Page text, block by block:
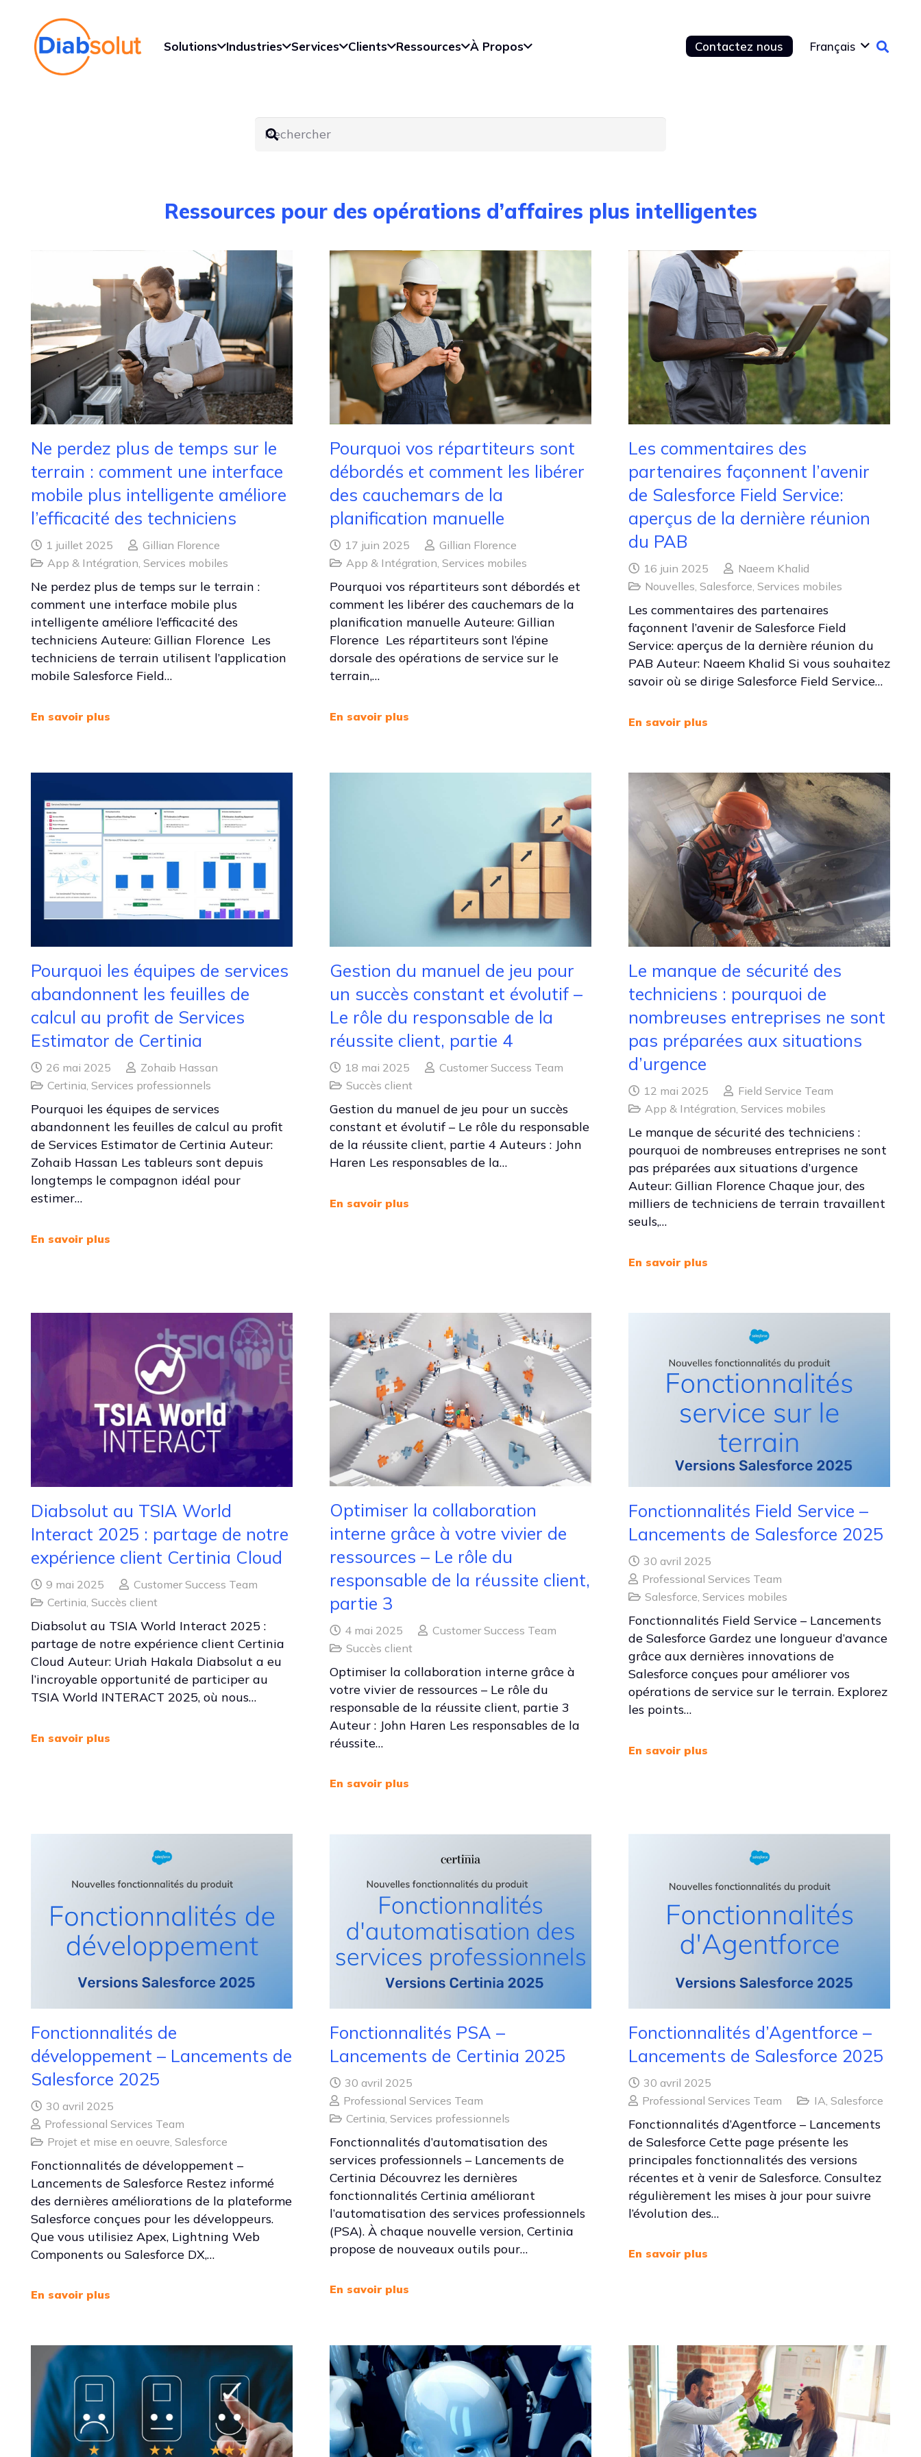
Solutions Industries Services Clients Ressources À Propos Contactez nous Français
Ressources pour des opérations d’affaires plus intelligentes
Ne perdez plus de temps sur le
terrain : comment une interface
mobile plus intelligente améliore
l’efficacité des techniciens
1 juillet 2025
Gillian Florence
App & Intégration,Services mobiles
Ne perdez plus de temps sur le terrain :
comment une interface mobile plus
intelligente améliore l’efficacité des
techniciens Auteure: Gillian Florence Les
techniciens de terrain utilisent l’application
mobile Salesforce Field…
En savoir plus
Pourquoi vos répartiteurs sont
débordés et comment les libérer
des cauchemars de la
planification manuelle
17 juin 2025
Gillian Florence
App & Intégration,Services mobiles
Pourquoi vos répartiteurs sont débordés et
comment les libérer des cauchemars de la
planification manuelle Auteure: Gillian
Florence Les répartiteurs sont l’épine
dorsale des opérations de service sur le
terrain,…
En savoir plus
Les commentaires des
partenaires façonnent l’avenir
de Salesforce Field Service:
aperçus de la dernière réunion
du PAB
16 juin 2025
Naeem Khalid
Nouvelles,Salesforce,Services mobiles
Les commentaires des partenaires
façonnent l’avenir de Salesforce Field
Service: aperçus de la dernière réunion du
PAB Auteur: Naeem Khalid Si vous souhaitez
savoir où se dirige Salesforce Field Service…
En savoir plus
Pourquoi les équipes de services
abandonnent les feuilles de
calcul au profit de Services
Estimator de Certinia
26 mai 2025
Zohaib Hassan
Certinia,Services professionnels
Pourquoi les équipes de services
abandonnent les feuilles de calcul au profit
de Services Estimator de Certinia Auteur:
Zohaib Hassan Les tableurs sont depuis
longtemps le compagnon idéal pour
estimer…
En savoir plus
Gestion du manuel de jeu pour
un succès constant et évolutif –
Le rôle du responsable de la
réussite client, partie 4
18 mai 2025
Customer Success Team
Succès client
Gestion du manuel de jeu pour un succès
constant et évolutif – Le rôle du responsable
de la réussite client, partie 4 Auteurs : John
Haren Les responsables de la…
En savoir plus
Le manque de sécurité des
techniciens : pourquoi de
nombreuses entreprises ne sont
pas préparées aux situations
d’urgence
12 mai 2025
Field Service Team
App & Intégration,Services mobiles
Le manque de sécurité des techniciens :
pourquoi de nombreuses entreprises ne sont
pas préparées aux situations d’urgence
Auteur: Gillian Florence Chaque jour, des
milliers de techniciens de terrain travaillent
seuls,…
En savoir plus
Diabsolut au TSIA World
Interact 2025 : partage de notre
expérience client Certinia Cloud
9 mai 2025
Customer Success Team
Certinia,Succès client
Diabsolut au TSIA World Interact 2025 :
partage de notre expérience client Certinia
Cloud Auteur: Uriah Hakala Diabsolut a eu
l’incroyable opportunité de participer au
TSIA World INTERACT 2025, où nous…
En savoir plus
Optimiser la collaboration
interne grâce à votre vivier de
ressources – Le rôle du
responsable de la réussite client,
partie 3
4 mai 2025
Customer Success Team
Succès client
Optimiser la collaboration interne grâce à
votre vivier de ressources – Le rôle du
responsable de la réussite client, partie 3
Auteur : John Haren Les responsables de la
réussite…
En savoir plus
Fonctionnalités Field Service –
Lancements de Salesforce 2025
30 avril 2025
Professional Services Team
Salesforce,Services mobiles
Fonctionnalités Field Service – Lancements
de Salesforce Gardez une longueur d’avance
grâce aux dernières innovations de
Salesforce conçues pour améliorer vos
opérations de service sur le terrain. Explorez
les points…
En savoir plus
Fonctionnalités de
développement – Lancements de
Salesforce 2025
30 avril 2025
Professional Services Team
Projet et mise en oeuvre ,Salesforce
Fonctionnalités de développement –
Lancements de Salesforce Restez informé
des dernières améliorations de la plateforme
Salesforce conçues pour les développeurs.
Que vous utilisiez Apex, Lightning Web
Components ou Salesforce DX,…
En savoir plus
Fonctionnalités PSA –
Lancements de Certinia 2025
30 avril 2025
Professional Services Team
Certinia ,Services professionnels
Fonctionnalités d’automatisation des
services professionnels – Lancements de
Certinia Découvrez les dernières
fonctionnalités Certinia améliorant
l’automatisation des services professionnels
(PSA). À chaque nouvelle version, Certinia
propose de nouveaux outils pour…
En savoir plus
Fonctionnalités d’Agentforce –
Lancements de Salesforce 2025
30 avril 2025
Professional Services Team
IA Salesforce
Fonctionnalités d’Agentforce – Lancements
de Salesforce Cette page présente les
principales fonctionnalités des versions
récentes et à venir de Salesforce. Consultez
régulièrement les mises à jour pour suivre
l’évolution des…
En savoir plus